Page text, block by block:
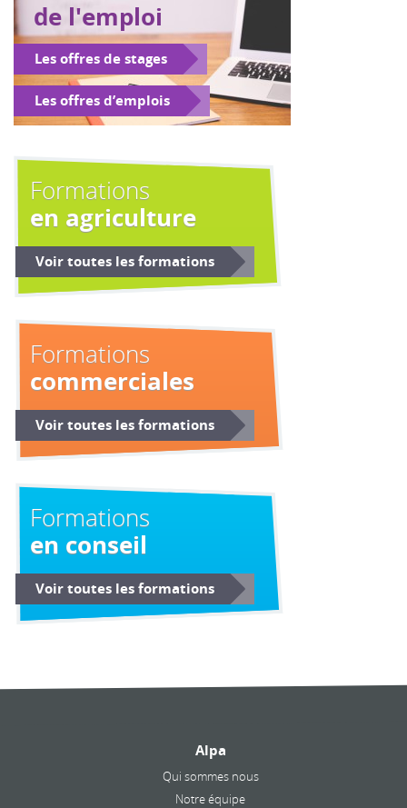
de l'emploi
Les offres de stages
Les offres d’emplois
Formations
en agriculture
Voir toutes les formations
Formations
commerciales
Voir toutes les formations
Formations
en conseil
Voir toutes les formations
Alpa
Qui sommes nous
Notre équipe